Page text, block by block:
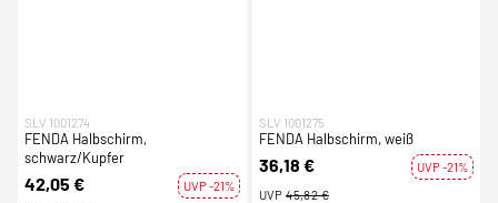
SLV 1001274
FENDA Halbschirm,
schwarz/Kupfer
42,05 €
UVP -21%
SLV 1001275
FENDA Halbschirm, weiß
36,18 €
UVP -21%
UVP 45,82 €